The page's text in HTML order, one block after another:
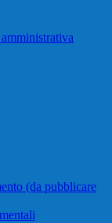
(da pubblicare